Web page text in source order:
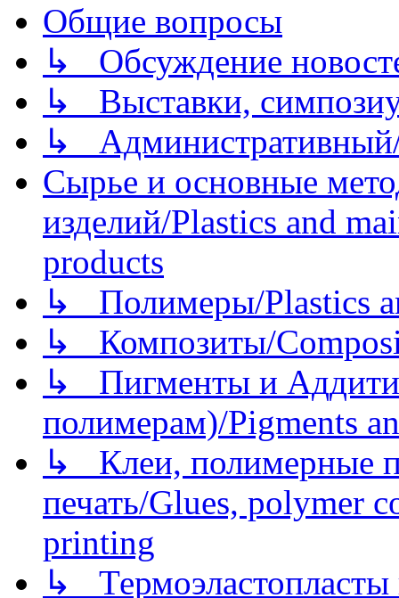
Общие вопросы
↳ Обсуждение
↳ Выставки,
↳
Сырье и основные
изделий/Plastics and
products
↳ Полимеры/Plastics
↳ Композиты/
↳ Пигменты и
полимерам)/Pigments
↳ Клеи, полимерные
печать/Glues, polymer
printing
↳